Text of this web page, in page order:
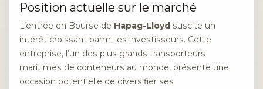
Position actuelle sur le marché
L’entrée en Bourse de Hapag-Lloyd suscite un
intérêt croissant parmi les investisseurs. Cette
entreprise, l’un des plus grands transporteurs
maritimes de conteneurs au monde, présente une
occasion potentielle de diversifier ses